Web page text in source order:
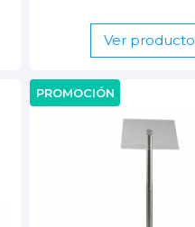
Ver producto
PROMOCIÓN